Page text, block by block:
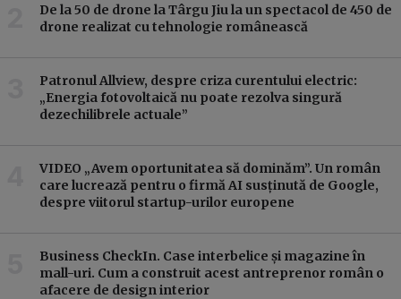
De la 50 de drone la Târgu Jiu la un spectacol de 450 de
drone realizat cu tehnologie românească
Patronul Allview, despre criza curentului electric:
„Energia fotovoltaică nu poate rezolva singură
dezechilibrele actuale”
VIDEO „Avem oportunitatea să dominăm”. Un român
care lucrează pentru o firmă AI susținută de Google,
despre viitorul startup-urilor europene
Business CheckIn. Case interbelice și magazine în
mall-uri. Cum a construit acest antreprenor român o
afacere de design interior